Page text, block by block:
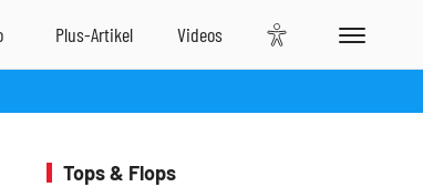
Tops & Flops